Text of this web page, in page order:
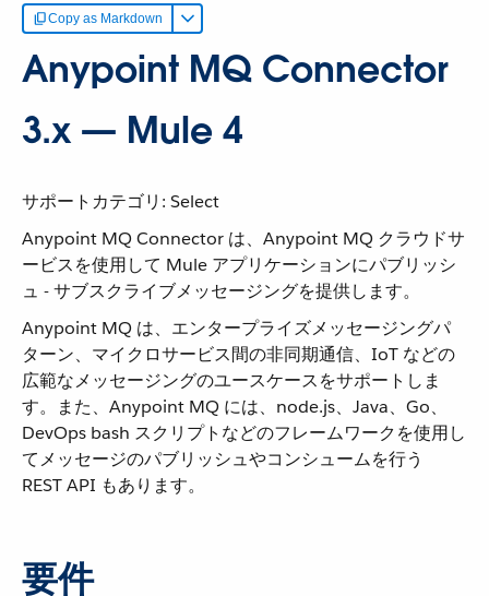
Copy as Markdown
Anypoint MQ Connector
3.x — Mule 4
サポートカテゴリ: Select
Anypoint MQ Connector は、Anypoint MQ クラウドサ
ービスを使用して Mule アプリケーションにパブリッシ
ュ - サブスクライブメッセージングを提供します。
Anypoint MQ は、エンタープライズメッセージングパ
ターン、マイクロサービス間の非同期通信、IoT などの
広範なメッセージングのユースケースをサポートしま
す。また、Anypoint MQ には、node.js、Java、Go、
DevOps bash スクリプトなどのフレームワークを使用し
てメッセージのパブリッシュやコンシュームを行う
REST API もあります。
要件